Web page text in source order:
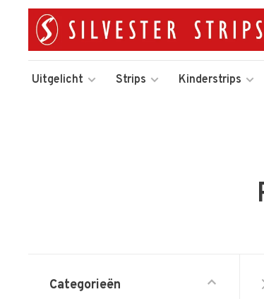
Uitgelicht Strips Kinderstrips
Categorieën